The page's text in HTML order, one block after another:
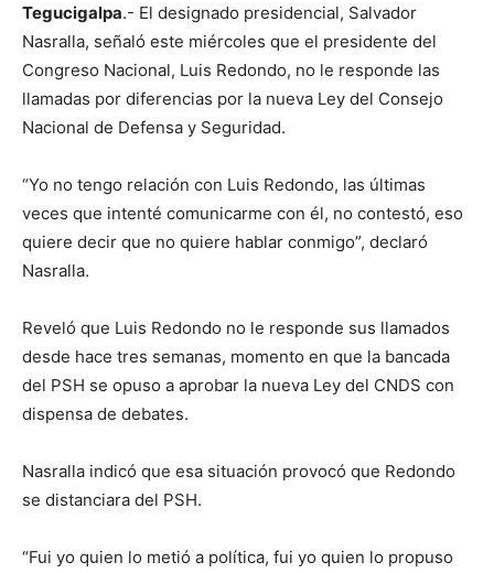
Tegucigalpa.- El designado presidencial, Salvador
Nasralla, señaló este miércoles que el presidente del
Congreso Nacional, Luis Redondo, no le responde las
llamadas por diferencias por la nueva Ley del Consejo
Nacional de Defensa y Seguridad.
“Yo no tengo relación con Luis Redondo, las últimas
veces que intenté comunicarme con él, no contestó, eso
quiere decir que no quiere hablar conmigo”, declaró
Nasralla.
Reveló que Luis Redondo no le responde sus llamados
desde hace tres semanas, momento en que la bancada
del PSH se opuso a aprobar la nueva Ley del CNDS con
dispensa de debates.
Nasralla indicó que esa situación provocó que Redondo
se distanciara del PSH.
“Fui yo quien lo metió a política, fui yo quien lo propuso